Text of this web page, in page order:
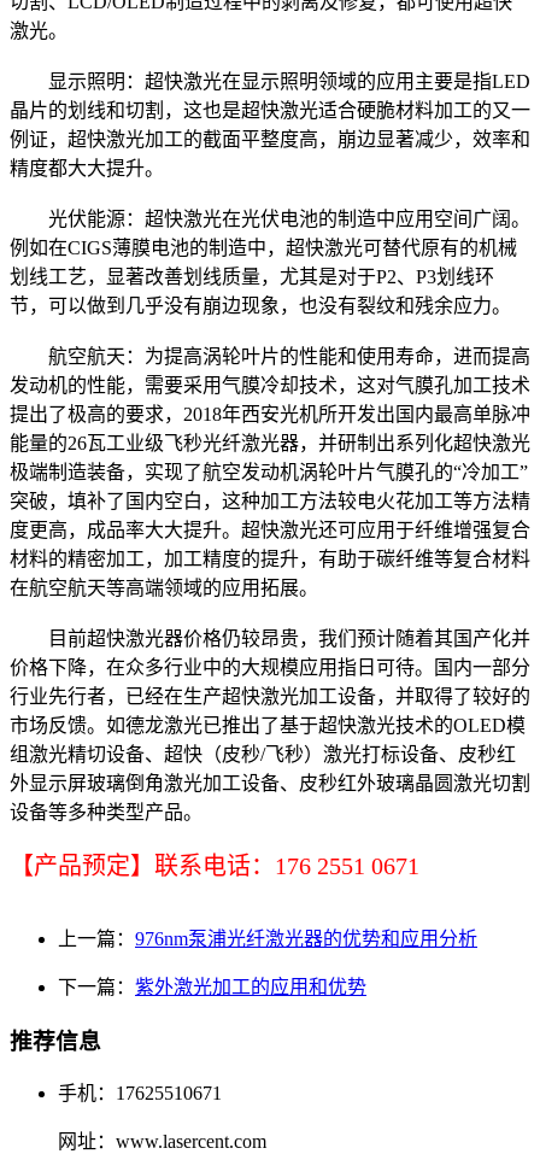
激光。
显示照明：超快激光在显示照明领域的应用主要是指LED
晶片的划线和切割，这也是超快激光适合硬脆材料加工的又一
例证，超快激光加工的截面平整度高，崩边显著减少，效率和
精度都大大提升。
光伏能源：超快激光在光伏电池的制造中应用空间广阔。
例如在CIGS薄膜电池的制造中，超快激光可替代原有的机械
划线工艺，显著改善划线质量，尤其是对于P2、P3划线环
节，可以做到几乎没有崩边现象，也没有裂纹和残余应力。
航空航天：为提高涡轮叶片的性能和使用寿命，进而提高
发动机的性能，需要采用气膜冷却技术，这对气膜孔加工技术
提出了极高的要求，2018年西安光机所开发出国内最高单脉冲
能量的26瓦工业级飞秒光纤激光器，并研制出系列化超快激光
极端制造装备，实现了航空发动机涡轮叶片气膜孔的“冷加工”
突破，填补了国内空白，这种加工方法较电火花加工等方法精
度更高，成品率大大提升。超快激光还可应用于纤维增强复合
材料的精密加工，加工精度的提升，有助于碳纤维等复合材料
在航空航天等高端领域的应用拓展。
目前超快激光器价格仍较昂贵，我们预计随着其国产化并
价格下降，在众多行业中的大规模应用指日可待。国内一部分
行业先行者，已经在生产超快激光加工设备，并取得了较好的
市场反馈。如德龙激光已推出了基于超快激光技术的OLED模
组激光精切设备、超快（皮秒/飞秒）激光打标设备、皮秒红
外显示屏玻璃倒角激光加工设备、皮秒红外玻璃晶圆激光切割
设备等多种类型产品。
【产品预定】联系电话：176 2551 0671
上一篇： 976nm泵浦光纤激光器的优势和应用分析
下一篇： 紫外激光加工的应用和优势
推荐信息
手机：17625510671
网址：www.lasercent.com